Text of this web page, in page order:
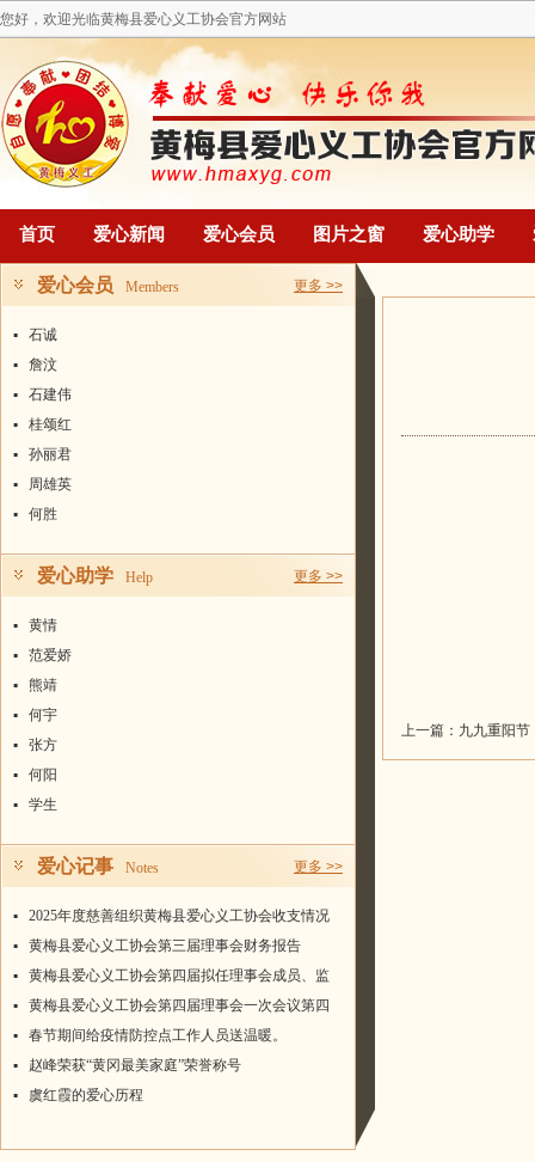
您好，欢迎光临黄梅县爱心义工协会官方网站
首页 爱心新闻 爱心会员 图片之窗 爱心助学
更多 >>
爱心会员 Members
▪
石诚
▪
詹汶
▪
石建伟
▪
桂颂红
▪
孙丽君
▪
周雄英
▪
何胜
更多 >>
爱心助学 Help
▪
黄情
▪
范爱娇
▪
熊靖
▪
何宇
▪
张方
▪
何阳
▪
学生
更多 >>
爱心记事 Notes
▪
2025年度慈善组织黄梅县爱心义工协会收支情况
统计表
▪
黄梅县爱心义工协会第三届理事会财务报告
▪
黄梅县爱心义工协会第四届拟任理事会成员、监
事名单
▪
黄梅县爱心义工协会第四届理事会一次会议第四
届会长、常务副会长、副会长、秘书长名单
▪
春节期间给疫情防控点工作人员送温暖。
▪
赵峰荣获“黄冈最美家庭”荣誉称号
▪
虞红霞的爱心历程
上一篇： 九九重阳节